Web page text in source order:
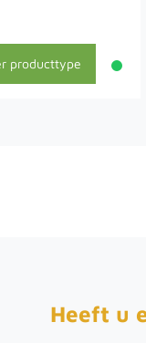
producttype
Heeft u